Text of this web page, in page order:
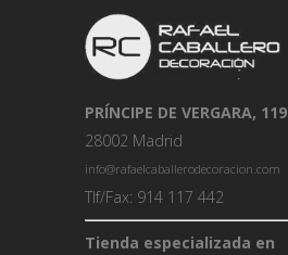
PRÍNCIPE DE VERGARA, 119
28002 Madrid
info@rafaelcaballerodecoracion.com
Tlf/Fax: 914 117 442
Tienda especializada en